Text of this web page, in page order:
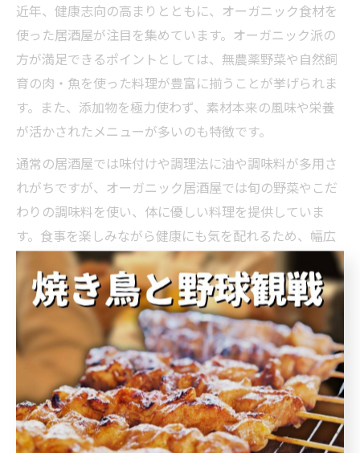
近年、健康志向の高まりとともに、オーガニック食材を
使った居酒屋が注目を集めています。オーガニック派の
方が満足できるポイントとしては、無農薬野菜や自然飼
育の肉・魚を使った料理が豊富に揃うことが挙げられま
す。また、添加物を極力使わず、素材本来の風味や栄養
が活かされたメニューが多いのも特徴です。
通常の居酒屋では味付けや調理法に油や調味料が多用さ
れがちですが、オーガニック居酒屋では旬の野菜やこだ
わりの調味料を使い、体に優しい料理を提供していま
す。食事を楽しみながら健康にも気を配れるため、幅広
い年代や女性グループ、家族連れにも人気です。
さらに、自然素材の内装や落ち着いた空間づくりにもこ
だわる店舗が多く、ゆったりとした時間を過ごせるのも
魅力のひとつです。飲み会や宴会、普段の食事までさま
ざまなシーンで利用できる点が、多くのリピーターを生
んでいます。
居酒屋が提供するオーガニック料理の安心感